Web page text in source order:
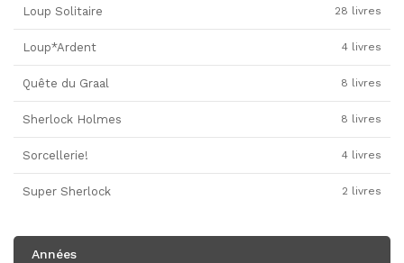
Loup Solitaire 28 livres
Loup*Ardent 4 livres
Quête du Graal 8 livres
Sherlock Holmes 8 livres
Sorcellerie! 4 livres
Super Sherlock 2 livres
Années